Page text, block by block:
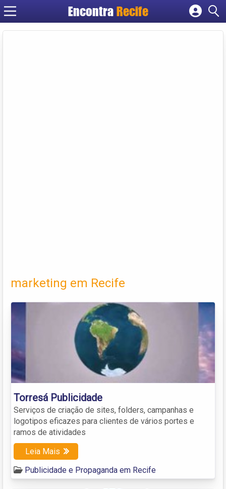
Encontra Recife
Cadastrar empresa
marketing em Recife
Torresá Publicidade
Serviços de criação de sites, folders, campanhas e
logotipos eficazes para clientes de vários portes e
ramos de atividades
Leia Mais
Publicidade e Propaganda em Recife